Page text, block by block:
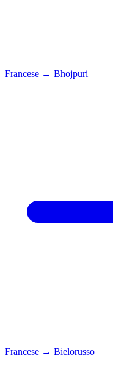
Francese → Bhojpuri
Francese → Bielorusso